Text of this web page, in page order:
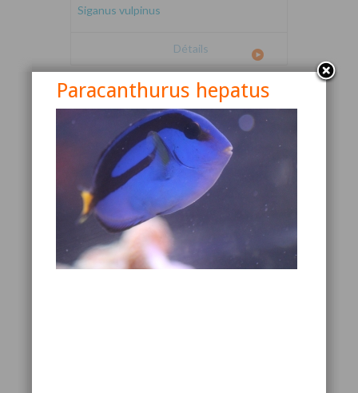
Siganus vulpinus
Détails
Canthigaster valentini
Paracanthurus hepatus